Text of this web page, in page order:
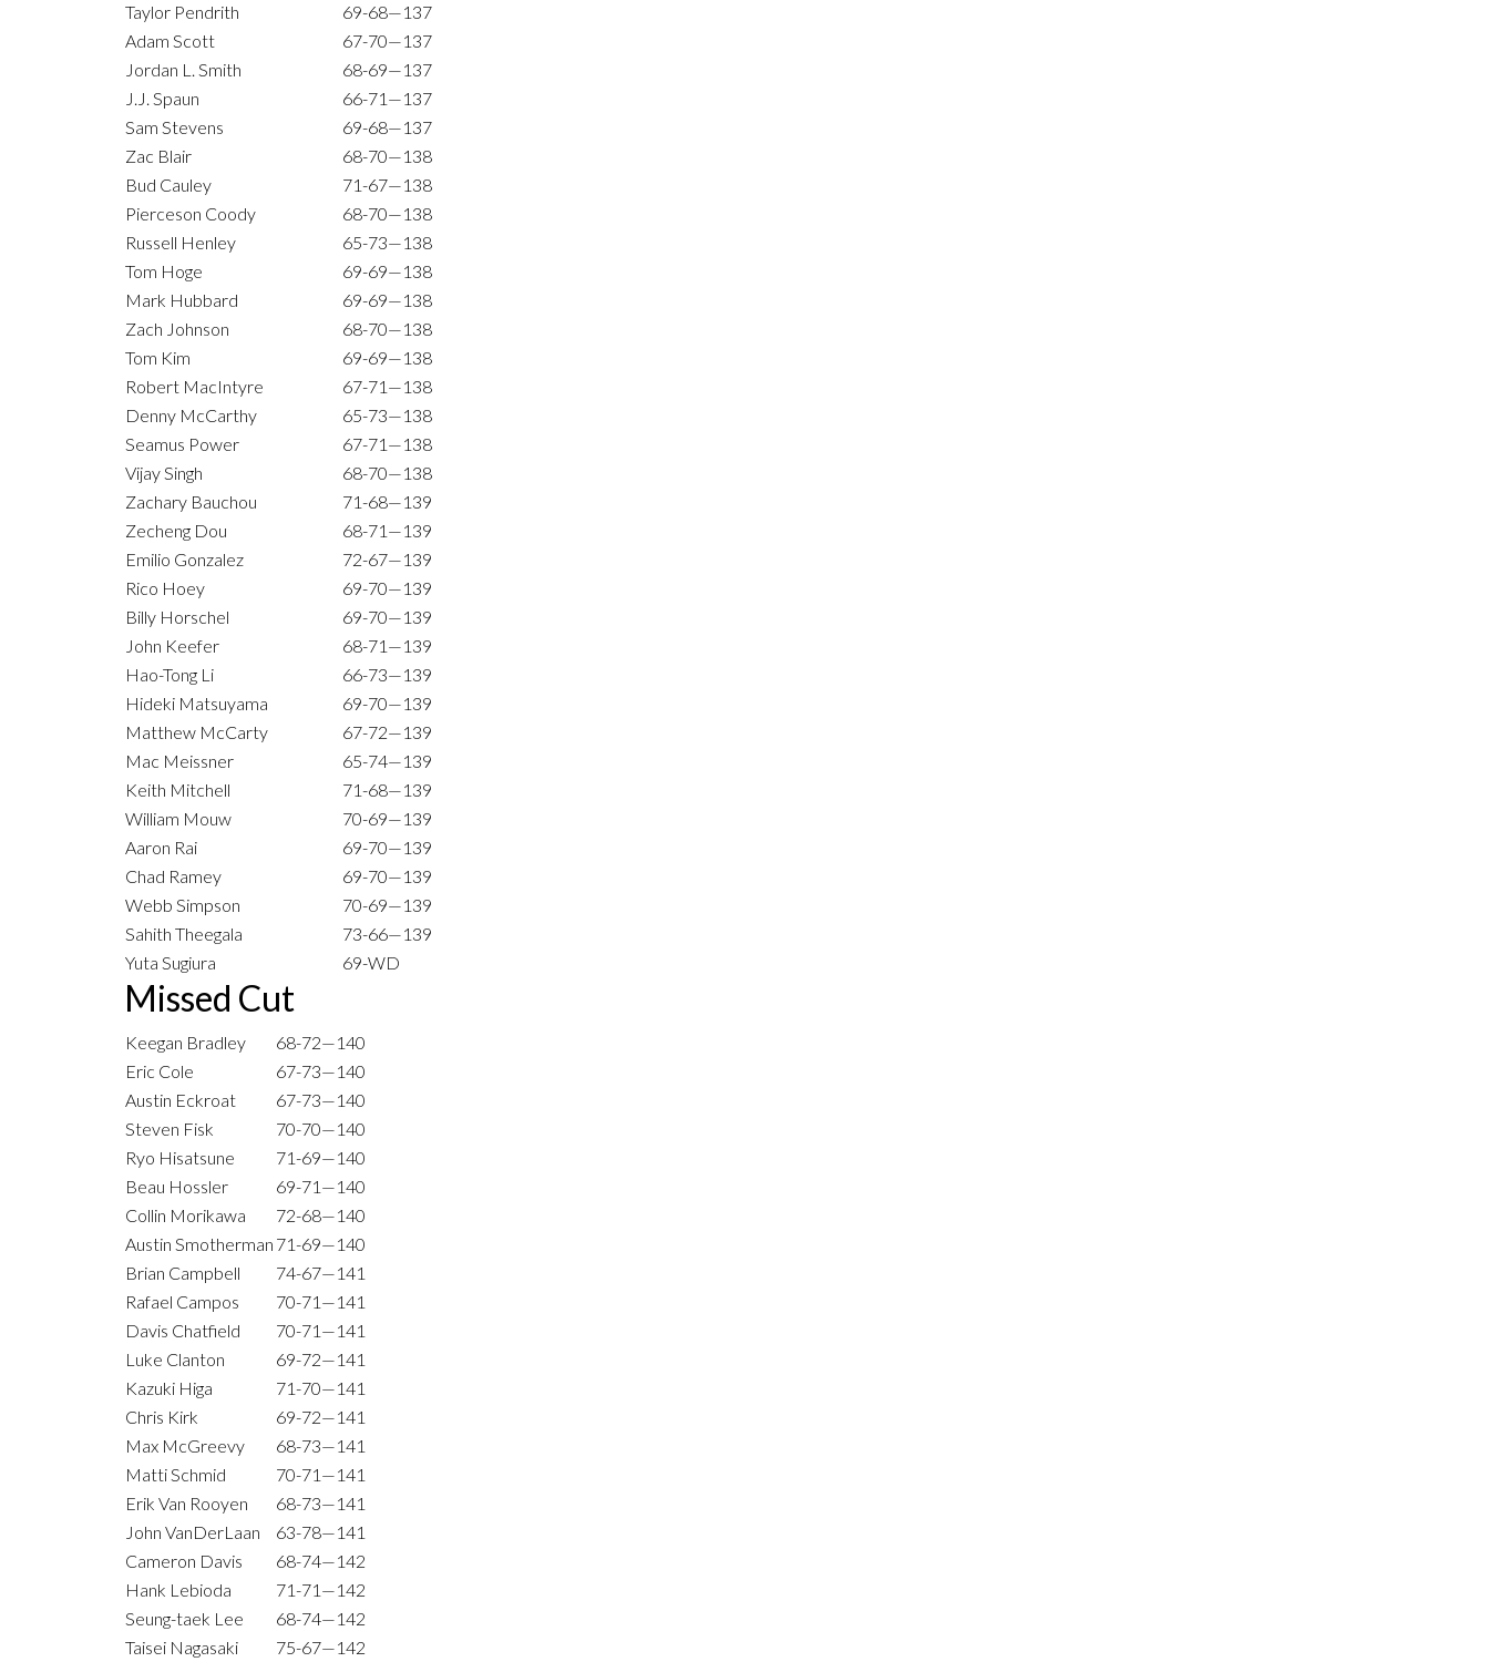
Taylor Pendrith
69-68—137
Adam Scott
67-70—137
Jordan L. Smith
68-69—137
J.J. Spaun
66-71—137
Sam Stevens
69-68—137
Zac Blair
68-70—138
Bud Cauley
71-67—138
Pierceson Coody
68-70—138
Russell Henley
65-73—138
Tom Hoge
69-69—138
Mark Hubbard
69-69—138
Zach Johnson
68-70—138
Tom Kim
69-69—138
Robert MacIntyre
67-71—138
Denny McCarthy
65-73—138
Seamus Power
67-71—138
Vijay Singh
68-70—138
Zachary Bauchou
71-68—139
Zecheng Dou
68-71—139
Emilio Gonzalez
72-67—139
Rico Hoey
69-70—139
Billy Horschel
69-70—139
John Keefer
68-71—139
Hao-Tong Li
66-73—139
Hideki Matsuyama
69-70—139
Matthew McCarty
67-72—139
Mac Meissner
65-74—139
Keith Mitchell
71-68—139
William Mouw
70-69—139
Aaron Rai
69-70—139
Chad Ramey
69-70—139
Webb Simpson
70-69—139
Sahith Theegala
73-66—139
Yuta Sugiura
69-WD
Missed Cut
Keegan Bradley
68-72—140
Eric Cole
67-73—140
Austin Eckroat
67-73—140
Steven Fisk
70-70—140
Ryo Hisatsune
71-69—140
Beau Hossler
69-71—140
Collin Morikawa
72-68—140
Austin Smotherman 71-69—140
Brian Campbell
74-67—141
Rafael Campos
70-71—141
Davis Chatfield
70-71—141
Luke Clanton
69-72—141
Kazuki Higa
71-70—141
Chris Kirk
69-72—141
Max McGreevy
68-73—141
Matti Schmid
70-71—141
Erik Van Rooyen
68-73—141
John VanDerLaan
63-78—141
Cameron Davis
68-74—142
Hank Lebioda
71-71—142
Seung-taek Lee
68-74—142
Taisei Nagasaki
75-67—142